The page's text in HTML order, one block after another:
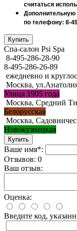
считаться
Дополнительную
по телефону: 8-
Спа-салон Psi Spa
8-495-286-28-90
8-495-286-26-89
ежедневно и
Москва,
Улица 1905 года
Москва, Средний
Белорусская
Москва,
Новокузнецкая
Ваше имя*:
Отзывов: 0
Ваш отзыв:
Оценка:
Введите код,